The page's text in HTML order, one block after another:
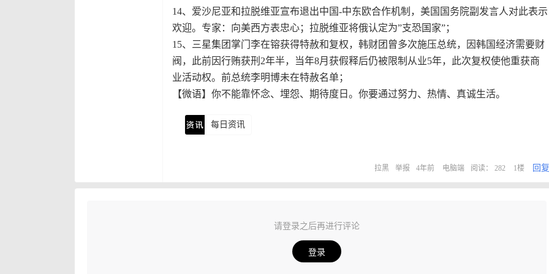
14、爱沙尼亚和拉脱维亚宣布退出中国-中东欧合作机制，美国国务院副发言人对此表示
欢迎。专家：向美西方表忠心；拉脱维亚将俄认定为”支恐国家”；
15、三星集团掌门李在镕获得特赦和复权，韩财团曾多次施压总统，因韩国经济需要财
阀，此前因行贿获刑2年半，当年8月获假释后仍被限制从业5年，此次复权使他重获商
业活动权。前总统李明博未在特赦名单；
【微语】你不能靠怀念、埋怨、期待度日。你要通过努力、热情、真诚生活。
每日资讯
拉黑 举报 4年前 电脑端 阅读： 282 1楼 回复
请登录之后再进行评论
登录